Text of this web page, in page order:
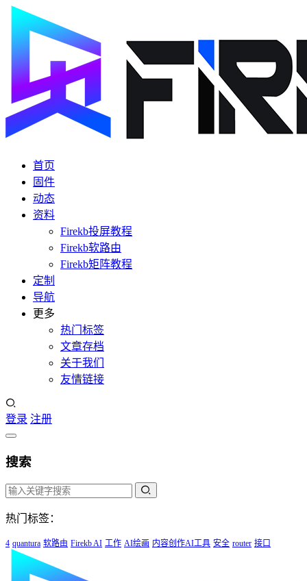
首页
固件
动态
资料
Firekb投屏教程
Firekb软路由
Firekb矩阵教程
定制
导航
更多
热门标签
文章存档
关于我们
友情链接
登录 注册
搜索
热门标签：
4 quantura 软路由 Firekb AI 工作 AI绘画 内容创作AI工具 安全 router 接口